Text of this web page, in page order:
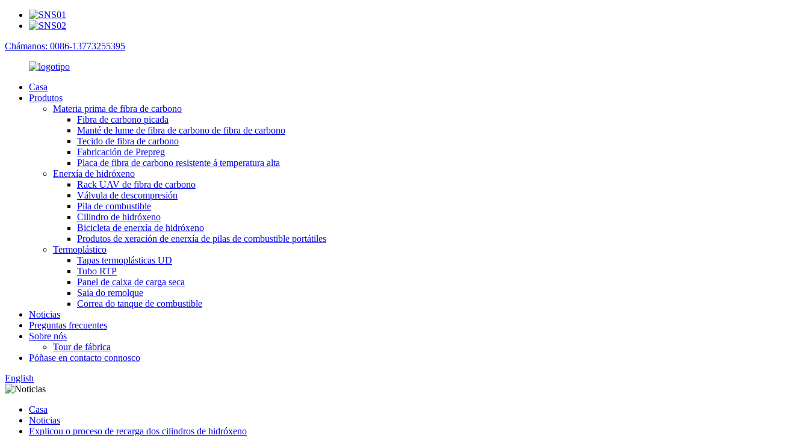
Chámanos: 0086-13773255395
Casa
Produtos
Materia prima de fibra de carbono
Fibra de carbono picada
Manté de lume de fibra de carbono de fibra de carbono
Tecido de fibra de carbono
Fabricación de Prepreg
Placa de fibra de carbono resistente á temperatura alta
Enerxía de hidróxeno
Rack UAV de fibra de carbono
Válvula de descompresión
Pila de combustible
Cilindro de hidróxeno
Bicicleta de enerxía de hidróxeno
Produtos de xeración de enerxía de pilas de combustible portátiles
Termoplástico
Tapas termoplásticas UD
Tubo RTP
Panel de caixa de carga seca
Saia do remolque
Correa do tanque de combustible
Noticias
Preguntas frecuentes
Sobre nós
Tour de fábrica
Póñase en contacto connosco
English
Casa
Noticias
Explicou o proceso de recarga dos cilindros de hidróxeno